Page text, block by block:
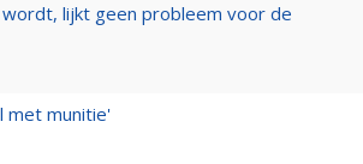
lijkt geen probleem voor de
met munitie'